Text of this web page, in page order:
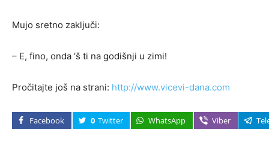
Mujo sretno zaključi:
– E, fino, onda ‘š ti na godišnji u zimi!
Pročitajte još na strani: http://www.vicevi-dana.com
Facebook 0 Twitter WhatsApp Viber